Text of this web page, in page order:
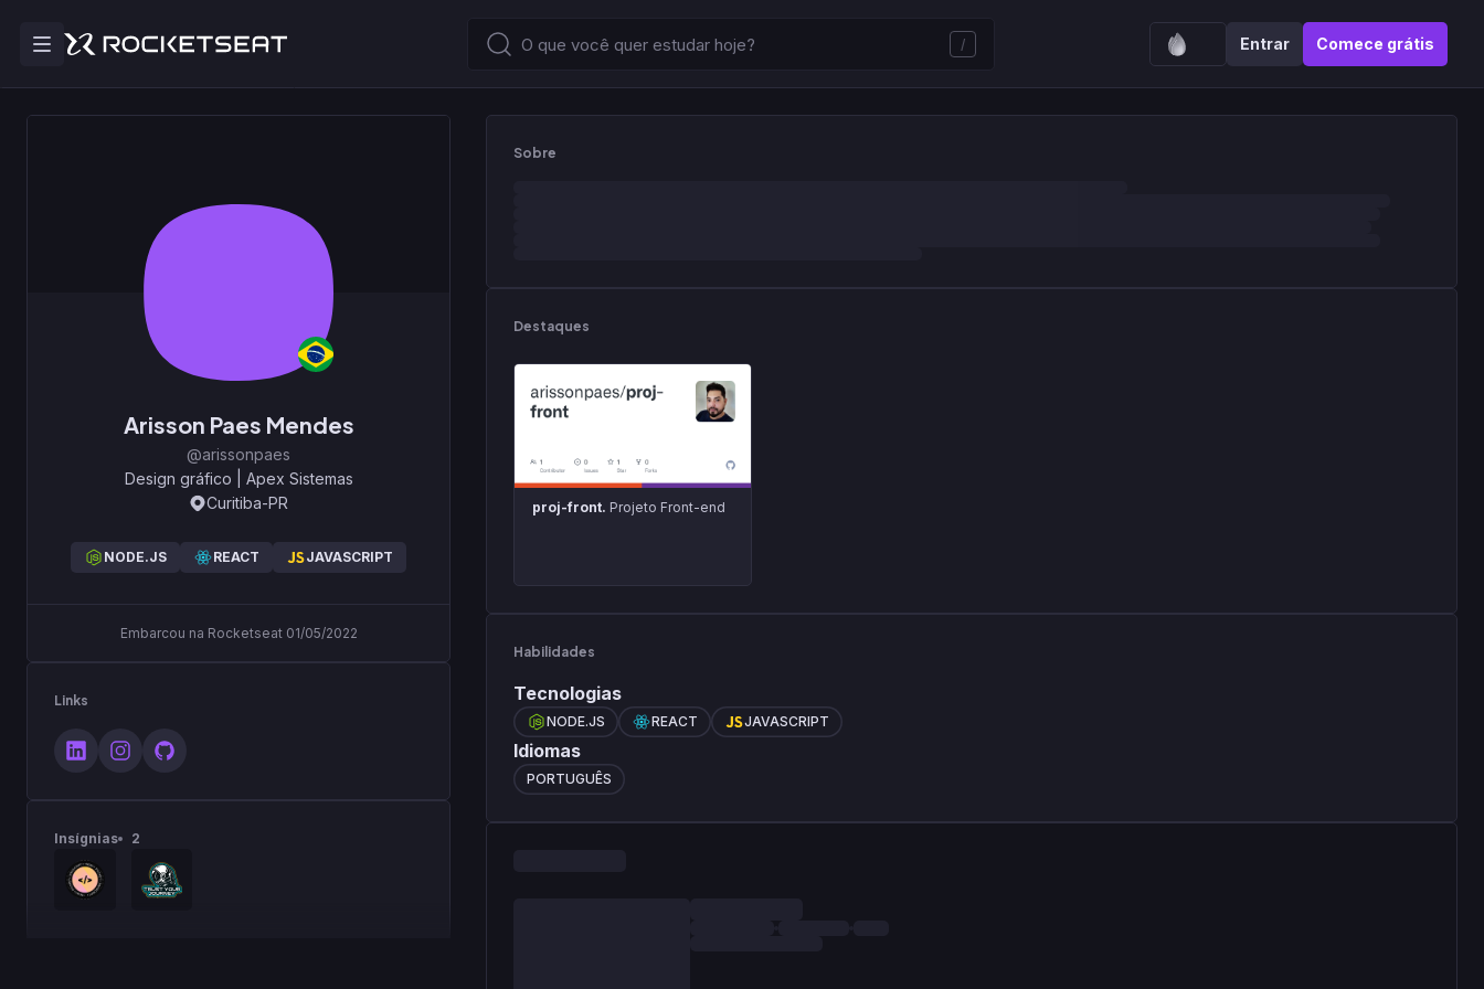
/ Entrar Comece grátis
Arisson Paes Mendes
@arissonpaes
Design gráfico
Apex Sistemas
Curitiba-PR
NODE.JS REACT JAVASCRIPT
Embarcou na Rocketseat 01/05/2022
Links
Insígnias 2
Sobre
Destaques
proj-front. Projeto Front-end
Habilidades
Tecnologias
NODE.JS REACT JAVASCRIPT
Idiomas
PORTUGUÊS